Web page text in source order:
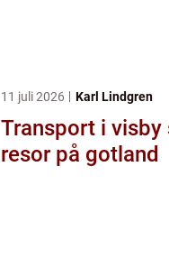
11 juli 2026 Karl Lindgren
Transport i visby så planerar du
resor på gotland